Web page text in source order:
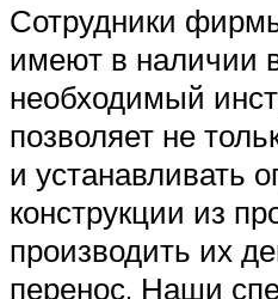
Сотрудники
имеют в наличии
необходимый
позволяет не
и устанавливать
конструкции из
производить их
перенос. Наши